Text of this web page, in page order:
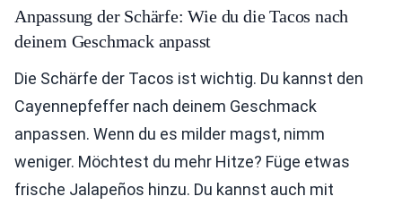
Anpassung der Schärfe: Wie du die Tacos nach
deinem Geschmack anpasst
Die Schärfe der Tacos ist wichtig. Du kannst den
Cayennepfeffer nach deinem Geschmack
anpassen. Wenn du es milder magst, nimm
weniger. Möchtest du mehr Hitze? Füge etwas
frische Jalapeños hinzu. Du kannst auch mit